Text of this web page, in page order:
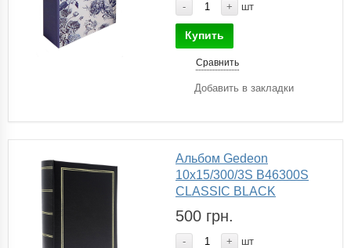
- + шт
Купить
Сравнить
Добавить в закладки
Альбом Gedeon
10х15/300/3S B46300S
CLASSIC BLACK
500 грн.
- + шт